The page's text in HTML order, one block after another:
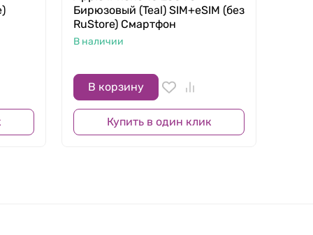
Бирюзовый (Teal) SIM+eSIM (без
RuStore) Смартфон
В наличии
В корзину
Купить в один клик